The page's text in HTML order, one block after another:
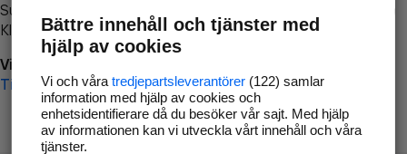
Surfa till
Klicka påTillbaka-knappen i webbläsaren och försök igen
Vi beklagar besväret!
Till startsidan
Bättre innehåll och tjänster med
hjälp av cookies
Vi och våra tredjepartsleverantörer(122) samlar
information med hjälp av cookies och
enhetsidentifierare då du besöker vår sajt. Med hjälp
av informationen kan vi utveckla vårt innehåll och våra
tjänster.